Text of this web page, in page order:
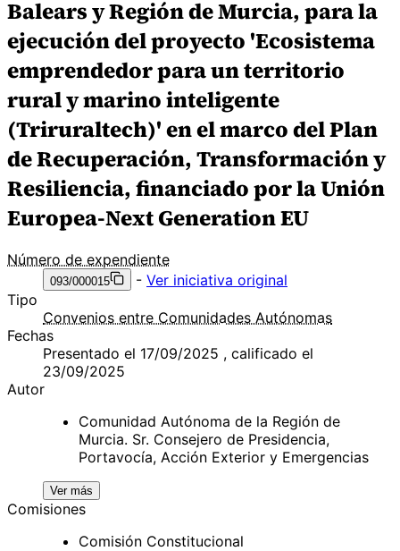
Balears y Región de Murcia, para la
ejecución del proyecto 'Ecosistema
emprendedor para un territorio
rural y marino inteligente
(Triruraltech)' en el marco del Plan
de Recuperación, Transformación y
Resiliencia, financiado por la Unión
Europea-Next Generation EU
Número de expendiente
093/000015 - Ver iniciativa original
Tipo
Convenios entre Comunidades Autónomas
Fechas
Presentado el 17/09/2025 , calificado el
23/09/2025
Autor
Comunidad Autónoma de la Región de
Murcia. Sr. Consejero de Presidencia,
Portavocía, Acción Exterior y Emergencias
Ver más
Comisiones
Comisión Constitucional